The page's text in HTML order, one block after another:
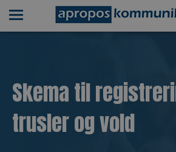
Skema til
trusler og vold